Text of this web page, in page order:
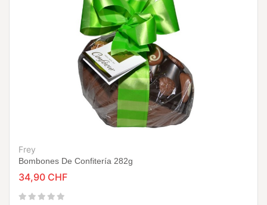
Frey
Bombones De Confitería 282g
34,90 CHF